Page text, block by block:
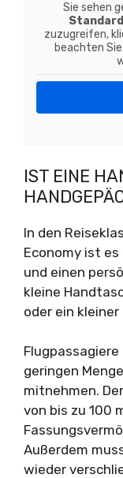
Sie sehen
Standard
zuzugreifen,
beachten
IST EINE
In den
Economy ist
und einen
kleine
oder ein
geringen
mitnehmen.
von bis zu 100
Außerdem
wieder